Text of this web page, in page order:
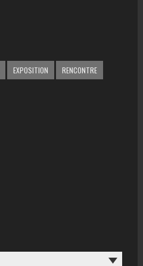
EXPOSITION RENCONTRE